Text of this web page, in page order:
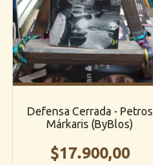
Defensa Cerrada - Petros
Márkaris (ByBlos)
$17.900,00